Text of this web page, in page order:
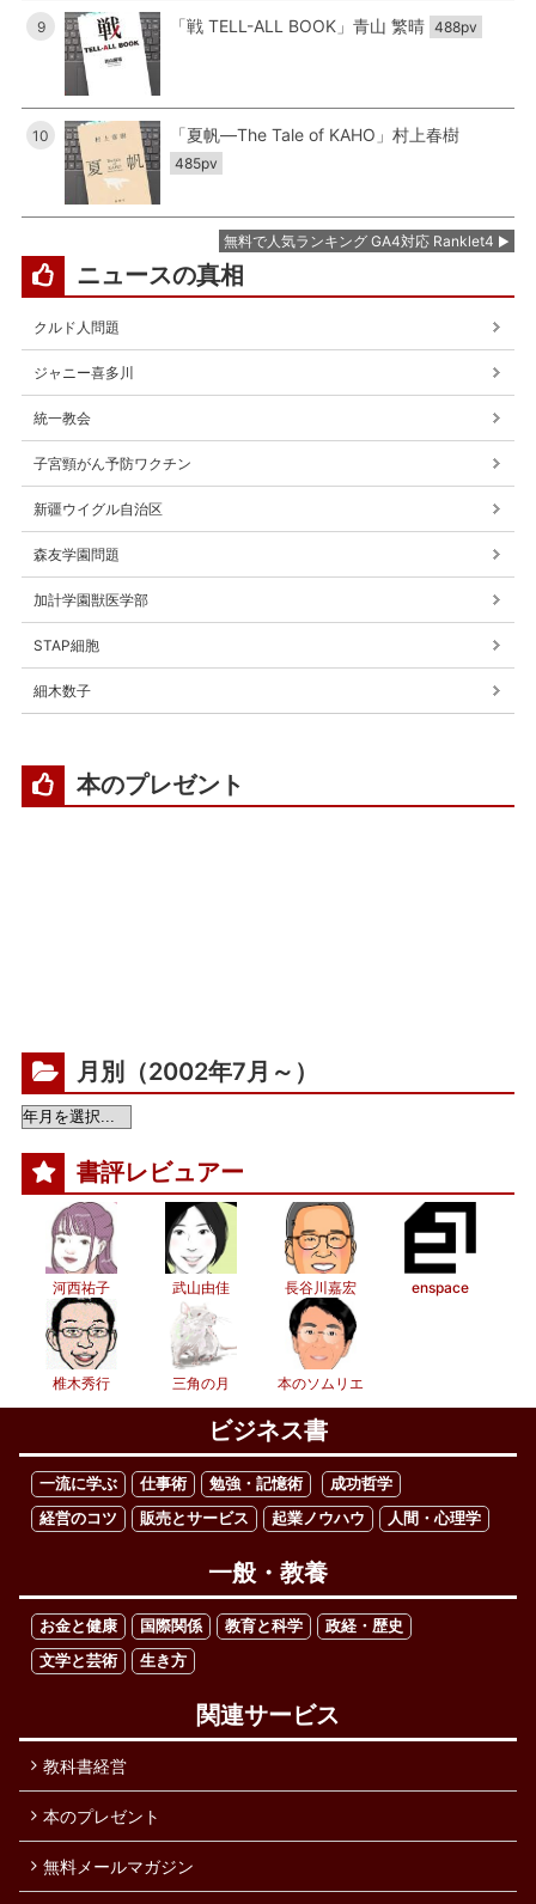
9 「戦 TELL-ALL BOOK」青山 繁晴 488pv
10 「夏帆―The Tale of KAHO」村上春樹
485pv
無料で人気ランキング GA4対応 Ranklet4
ニュースの真相
クルド人問題
ジャニー喜多川
統一教会
子宮頸がん予防ワクチン
新疆ウイグル自治区
森友学園問題
加計学園獣医学部
STAP細胞
細木数子
本のプレゼント
月別（2002年7月～）
書評レビュアー
河西祐子 武山由佳 長谷川嘉宏 enspace
椎木秀行 三角の月 本のソムリエ
ビジネス書
一流に学ぶ 仕事術 勉強・記憶術
成功哲学
経営のコツ
販売とサービス 起業ノウハウ 人間・心理学
一般・教養
お金と健康 国際関係 教育と科学
政経・歴史
文学と芸術
生き方
関連サービス
教科書経営
本のプレゼント
無料メールマガジン